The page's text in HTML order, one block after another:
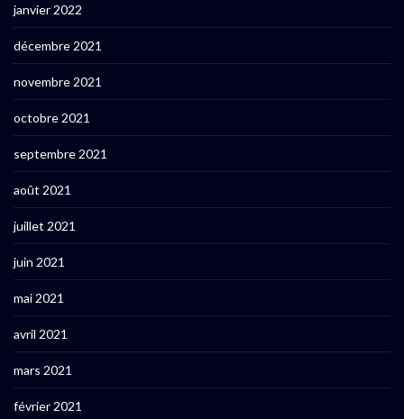
janvier 2022
décembre 2021
novembre 2021
octobre 2021
septembre 2021
août 2021
juillet 2021
juin 2021
mai 2021
avril 2021
mars 2021
février 2021